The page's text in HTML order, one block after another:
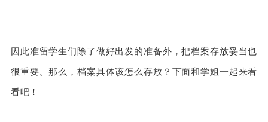
因此准留学生们除了做好出发的准备外，把档案存放妥当也
很重要。那么，档案具体该怎么存放？下面和学姐一起来看
看吧！